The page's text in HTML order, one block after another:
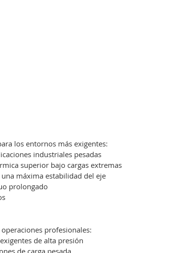
los entornos más exigentes:
industriales pesadas
superior bajo cargas extremas
máxima estabilidad del eje
prolongado
profesionales:
de alta presión
de carga pesada